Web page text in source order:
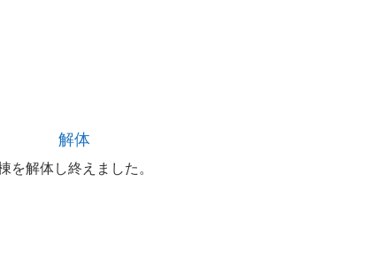
解体
を解体し終えました。